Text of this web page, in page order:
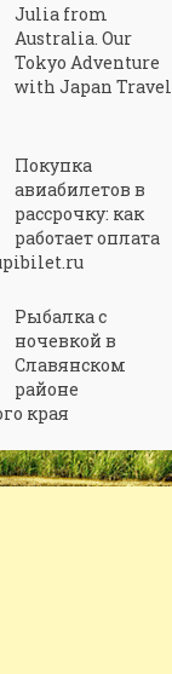
Julia from
Australia. Our
Tokyo Adventure
with Japan Travel
Покупка
авиабилетов в
рассрочку: как
работает оплата
Рыбалка с
ночевкой в
Славянском
районе
края